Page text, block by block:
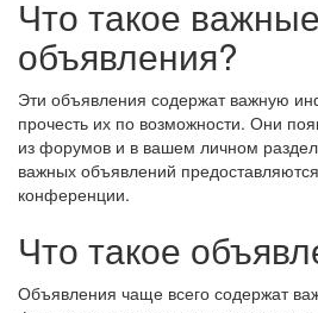
Что такое важные
объявления?
Эти объявления содержат важную
прочесть их по возможности. Они
из форумов и в вашем личном
важных объявлений
конференции.
Что такое
Объявления чаще всего содержат